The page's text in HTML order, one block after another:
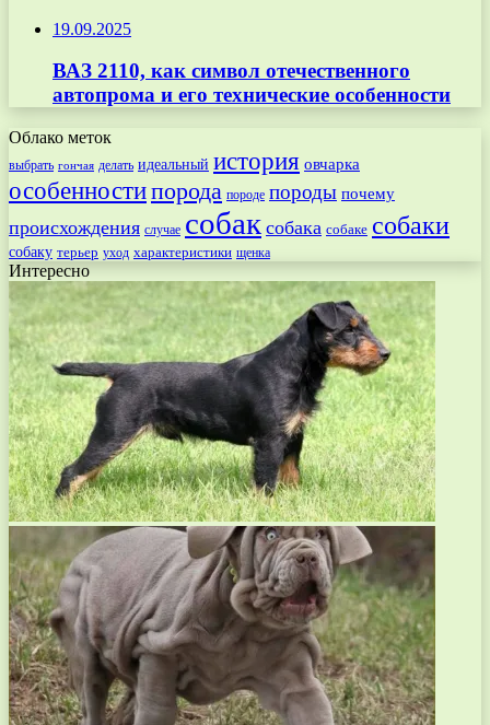
19.09.2025
ВАЗ 2110, как символ отечественного
автопрома и его технические особенности
Облако меток
выбрать гончая делать идеальный история овчарка
особенностипорода породе породы почему
происхождения случае собак собака собаке собаки
собаку терьер уход характеристики щенка
Интересно